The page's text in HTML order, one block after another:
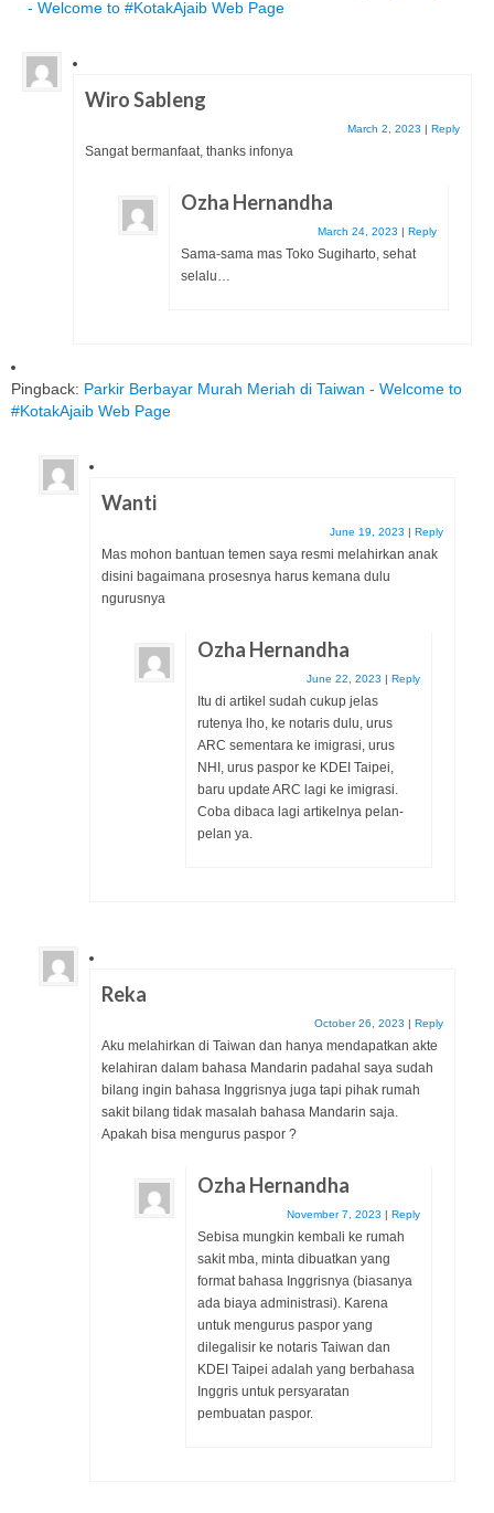
- Welcome to #KotakAjaib Web Page
Wiro Sableng
March 2, 2023 Reply
Sangat bermanfaat, thanks infonya
Ozha Hernandha
March 24, 2023 Reply
Sama-sama mas Toko Sugiharto, sehat
selalu…
Pingback: Parkir Berbayar Murah Meriah di Taiwan - Welcome to
#KotakAjaib Web Page
Wanti
June 19, 2023 Reply
Mas mohon bantuan temen saya resmi melahirkan anak
disini bagaimana prosesnya harus kemana dulu
ngurusnya
Ozha Hernandha
June 22, 2023 Reply
Itu di artikel sudah cukup jelas
rutenya lho, ke notaris dulu, urus
ARC sementara ke imigrasi, urus
NHI, urus paspor ke KDEI Taipei,
baru update ARC lagi ke imigrasi.
Coba dibaca lagi artikelnya pelan-
pelan ya.
Reka
October 26, 2023 Reply
Aku melahirkan di Taiwan dan hanya mendapatkan akte
kelahiran dalam bahasa Mandarin padahal saya sudah
bilang ingin bahasa Inggrisnya juga tapi pihak rumah
sakit bilang tidak masalah bahasa Mandarin saja.
Apakah bisa mengurus paspor ?
Ozha Hernandha
November 7, 2023 Reply
Sebisa mungkin kembali ke rumah
sakit mba, minta dibuatkan yang
format bahasa Inggrisnya (biasanya
ada biaya administrasi). Karena
untuk mengurus paspor yang
dilegalisir ke notaris Taiwan dan
KDEI Taipei adalah yang berbahasa
Inggris untuk persyaratan
pembuatan paspor.